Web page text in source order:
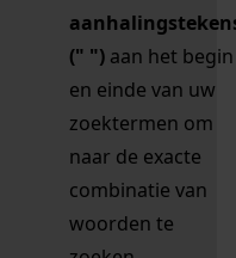
(" ") aan het begin
en einde van uw
zoektermen om
naar de exacte
combinatie van
woorden te